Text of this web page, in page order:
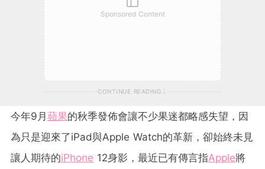
Sponsored Content
CONTINUE READING
今年9月蘋果的秋季發佈會讓不少果迷都略感失望，因
為只是迎來了iPad與Apple Watch的革新，卻始終未見
讓人期待的iPhone 12身影，最近已有傳言指Apple將